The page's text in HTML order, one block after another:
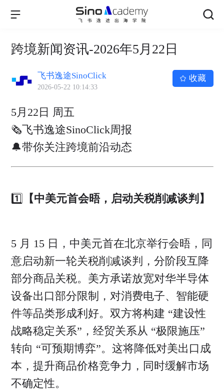
跨境新闻资讯-2026年5月22日
飞书逸途SinoClick
2026-05-22 10:14:33
收藏
5月22日 周五
🗞飞书逸途SinoClick周报
🔔带你关注跨境前沿动态
1️⃣ 【中美元首会晤，启动关税削减谈判】
5 月 15 日，中美元首在北京举行会晤，同
意启动新一轮关税削减谈判，分阶段互降
部分商品关税。美方承诺放宽对华半导体
设备出口部分限制，对消费电子、智能硬
件等品类形成利好。双方将构建 “建设性
战略稳定关系”，经贸关系从 “极限施压”
转向 “可预期博弈”。这将降低对美出口成
本，提升商品价格竞争力，同时缓解市场
不确定性。